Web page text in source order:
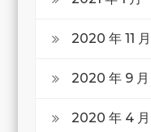
2020 年 11 月
2020 年 9 月
2020 年 4 月